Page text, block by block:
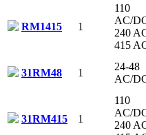
RM1415 1
110
AC/
240
415
31RM48 1
24-48
AC/
31RM415 1
110
AC/
240